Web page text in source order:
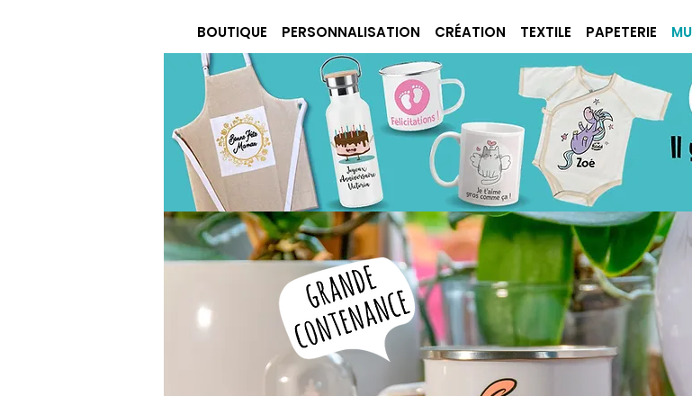
BOUTIQUE PERSONNALISATION CRÉATION TEXTILE PAPETERIE
Nos Mugs Vintages 480 ml